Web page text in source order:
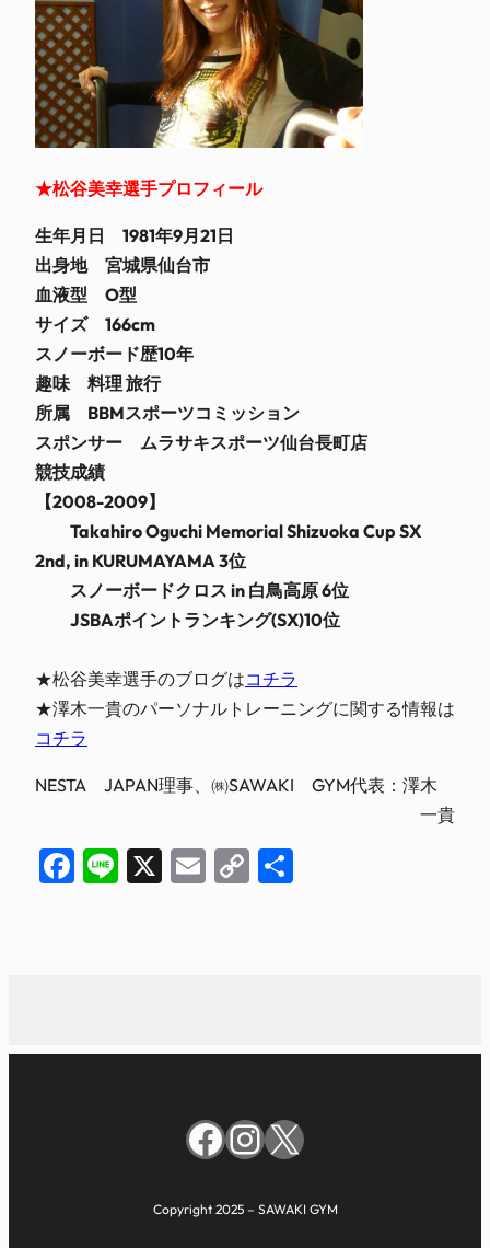
★松谷美幸選手プロフィール
生年月日 1981年9月21日
出身地 宮城県仙台市
血液型 O型
サイズ 166cm
スノーボード歴10年
趣味 料理 旅行
所属 BBMスポーツコミッション
スポンサー ムラサキスポーツ仙台長町店
競技成績
【2008-2009】
Takahiro Oguchi Memorial Shizuoka Cup SX
2nd, in KURUMAYAMA 3位
スノーボードクロス in 白鳥高原 6位
JSBAポイントランキング(SX)10位
★松谷美幸選手のブログはコチラ
★澤木一貴のパーソナルトレーニングに関する情報は
コチラ
NESTA JAPAN理事、㈱SAWAKI GYM代表：澤木
一貴
Facebook
Line
X EmailCopy
Facebook
Instagram
X
Copyright 2025 – SAWAKI GYM